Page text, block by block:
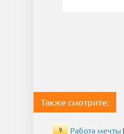
Также смотрите:
9 Работа мечты